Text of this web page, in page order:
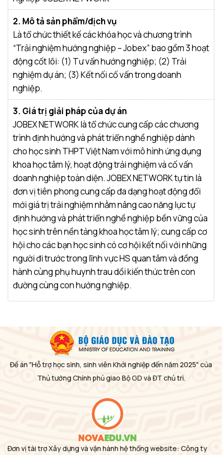
2. Mô tả sản phẩm/dịch vụ
Là tổ chức thiết kế các khóa học và chương trình
“Trải nghiệm hướng nghiệp – Jobex” bao gồm 3 hoạt
động cốt lõi: (1) Tư vấn hướng nghiệp; (2) Trải
nghiệm dự án; (3) Kết nối cố vấn trong doanh
nghiệp.
3. Giá trị giải pháp của dự án
JOBEX NETWORK là tổ chức cung cấp các chương
trình định hướng và phát triển nghề nghiệp dành
cho học sinh THPT Việt Nam với mô hình ứng dụng
khoa học tâm lý, hoạt động trải nghiệm và cố vấn
doanh nghiệp toàn diện. JOBEX NETWORK tự tin là
đơn vị tiên phong cung cấp đa dạng hoạt động đổi
mới giá trị trải nghiệm nhằm nâng cao năng lực tự
định hướng và phát triển nghề nghiệp bền vững của
học sinh trên nền tảng khoa học tâm lý; cung cấp cơ
hội cho các bạn học sinh có cơ hội kết nối với những
người đi trước trong lĩnh vực HS quan tâm và đồng
hành cùng phụ huynh trau dồi kiến thức trên con
đường cùng con hướng nghiệp.
Đề án "Hỗ trợ học sinh, sinh viên Khởi nghiệp đến năm 2025" của
Thủ tướng Chính phủ giao Bộ GD và ĐT chủ trì.
Đơn vị tài trợ Xây dựng và vận hành hệ thống website: Công ty